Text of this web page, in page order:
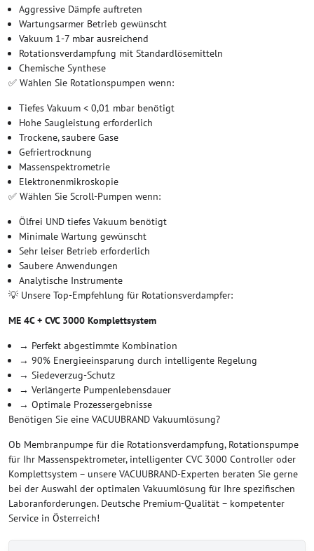
Aggressive Dämpfe auftreten
Wartungsarmer Betrieb gewünscht
Vakuum 1-7 mbar ausreichend
Rotationsverdampfung mit Standardlösemitteln
Chemische Synthese
✅ Wählen Sie Rotationspumpen wenn:
Tiefes Vakuum < 0,01 mbar benötigt
Hohe Saugleistung erforderlich
Trockene, saubere Gase
Gefriertrocknung
Massenspektrometrie
Elektronenmikroskopie
✅ Wählen Sie Scroll-Pumpen wenn:
Ölfrei UND tiefes Vakuum benötigt
Minimale Wartung gewünscht
Sehr leiser Betrieb erforderlich
Saubere Anwendungen
Analytische Instrumente
💡 Unsere Top-Empfehlung für Rotationsverdampfer:
ME 4C + CVC 3000 Komplettsystem
→ Perfekt abgestimmte Kombination
→ 90% Energieeinsparung durch intelligente Regelung
→ Siedeverzug-Schutz
→ Verlängerte Pumpenlebensdauer
→ Optimale Prozessergebnisse
Benötigen Sie eine VACUUBRAND Vakuumlösung?
Ob Membranpumpe für die Rotationsverdampfung, Rotationspumpe
für Ihr Massenspektrometer, intelligenter CVC 3000 Controller oder
Komplettsystem – unsere VACUUBRAND-Experten beraten Sie gerne
bei der Auswahl der optimalen Vakuumlösung für Ihre spezifischen
Laboranforderungen. Deutsche Premium-Qualität – kompetenter
Service in Österreich!